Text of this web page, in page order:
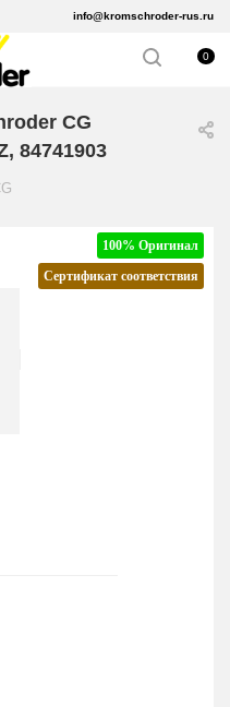
info@kromschroder-rus.ru
0
CG
84741903
100% Оригинал
Сертификат соответствия